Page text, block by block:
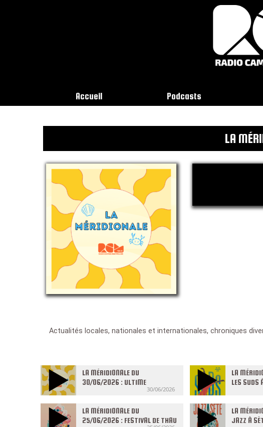
Accueil Podcasts
LA
Actualités locales, nationales et internationales, chroniques
LA MÉRIDIONALE DU
30/06/2026 : ULTIME
30/06/2026
LA
LES SUDS
LA MÉRIDIONALE DU
25/06/2026 : FESTIVAL DE THAU
LA
JAZZ À